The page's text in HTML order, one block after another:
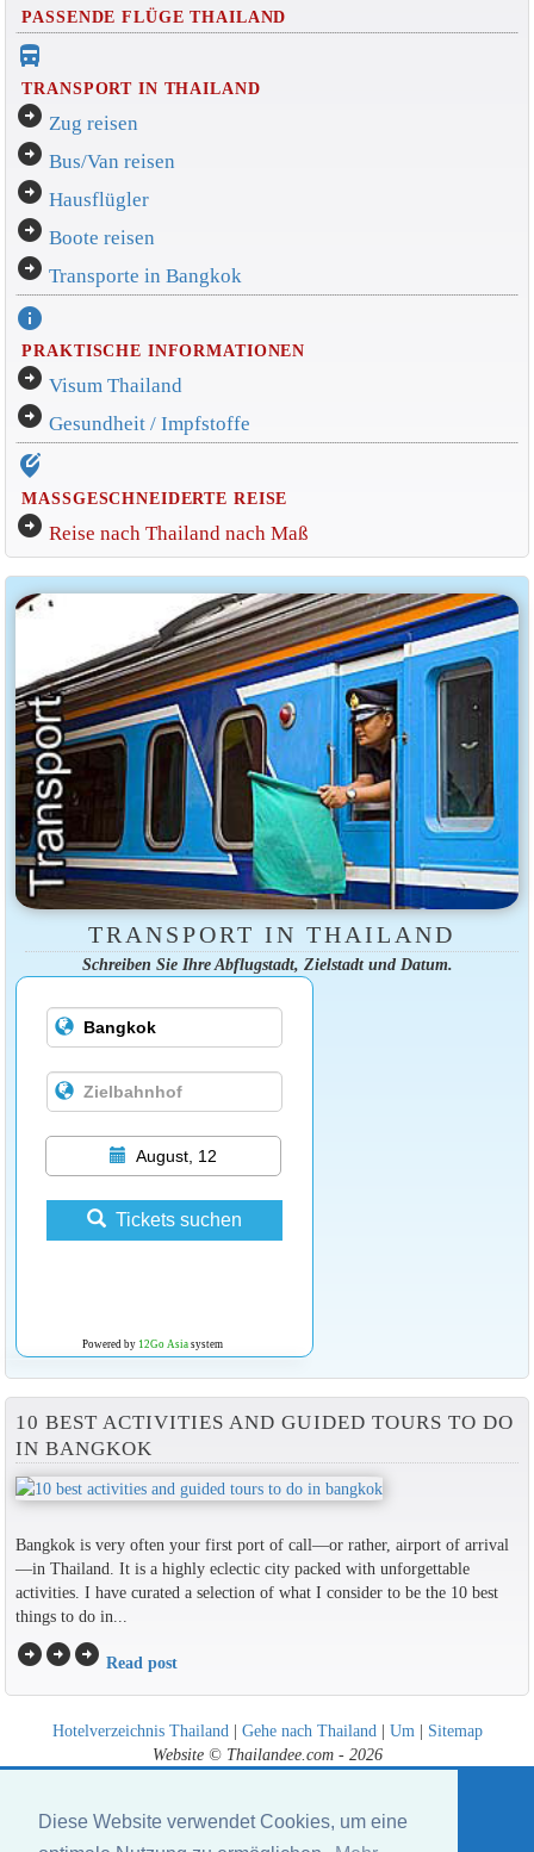
Diese Website verwendet Cookies, um eine
PASSENDE FLÜGE THAILAND
directions_bus_filled
TRANSPORT IN THAILAND
arrow_circle_right Zug reisen
arrow_circle_right Bus/Van reisen
arrow_circle_right Hausflügler
arrow_circle_right Boote reisen
arrow_circle_right Transporte in Bangkok
info
PRAKTISCHE INFORMATIONEN
arrow_circle_right Visum Thailand
arrow_circle_right Gesundheit / Impfstoffe
edit_location_alt
MASSGESCHNEIDERTE REISE
arrow_circle_right Reise nach Thailand nach Maß
TRANSPORT IN THAILAND
Schreiben Sie Ihre Abflugstadt, Zielstadt und Datum.
August, 12
Tickets suchen
Powered by 12Go Asiasystem
10 BEST ACTIVITIES AND GUIDED TOURS TO DO
IN BANGKOK
Bangkok is very often your first port of call—or rather, airport of arrival
—in Thailand. It is a highly eclectic city packed with unforgettable
activities. I have curated a selection of what I consider to be the 10 best
things to do in...
arrow_circle_rightarrow_circle_rightarrow_circle_right Read post
Hotelverzeichnis Thailand | Gehe nach Thailand | Um | Sitemap
Website © Thailandee.com - 2026